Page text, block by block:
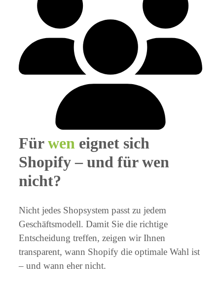
Fürwen eignet sich
Shopify – und für wen
nicht?
Nicht jedes Shopsystem passt zu jedem
Geschäftsmodell. Damit Sie die richtige
Entscheidung treffen, zeigen wir Ihnen
transparent, wann Shopify die optimale Wahl ist
– und wann eher nicht.